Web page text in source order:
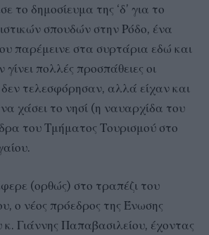
το δημοσίευμα της ‘δ’ για το
σπουδών στην Ρόδο, ένα
παρέμεινε στα συρτάρια εδώ και
πολλές προσπάθειες οι
δεν τελεσφόρησαν, αλλά είχαν και
χάσει το νησί (η ναυαρχίδα του
του Τμήματος Τουρισμού στο
(ορθώς) στο τραπέζι του
ο νέος πρόεδρος της Ένωσης
Γιάννης Παπαβασιλείου, έχοντας